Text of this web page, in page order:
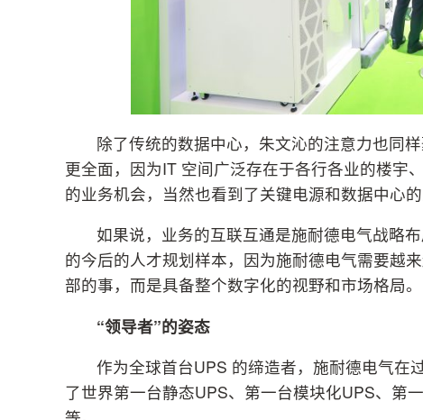
除了传统的数据中心，朱文沁的注意力也同
更全面，因为IT 空间广泛存在于各行各业的楼宇
的业务机会，当然也看到了关键电源和数据中心的
如果说，业务的互联互通是施耐德电气战略
的今后的人才规划样本，因为施耐德电气需要越
部的事，而是具备整个数字化的视野和市场格局。
“领导者”的姿态
作为全球首台UPS 的缔造者，施耐德电气在
了世界第一台静态UPS、第一台模块化UPS、第